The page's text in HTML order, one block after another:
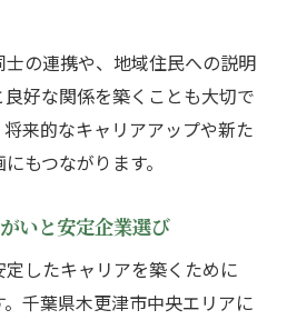
の連携や、地域住民への説明
好な関係を築くことも大切で
来的なキャリアアップや新た
もつながります。
いと安定企業選び
したキャリアを築くために
千葉県木更津市中央エリアに